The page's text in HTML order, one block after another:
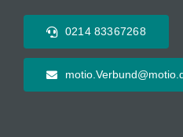
0214 83367268